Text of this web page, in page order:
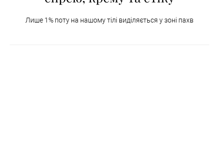
Лише 1% поту на нашому тілі виділяється у зоні пахв